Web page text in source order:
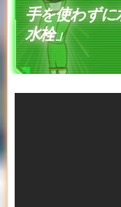
手を使わず
水栓」